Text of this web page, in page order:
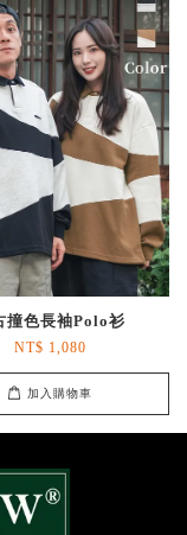
撞色長袖Polo衫
NT$ 1,080
加入購物車